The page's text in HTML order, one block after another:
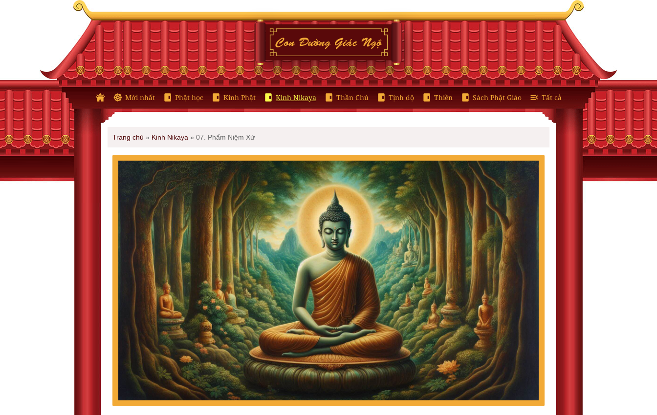
Mới nhất Phật học Kinh Phật Kinh Nikaya Thần Chú Tịnh độ Thiền Sách Phật Giáo Tất cả
Trang chủ » Kinh Nikaya » 07. Phẩm Niệm Xứ